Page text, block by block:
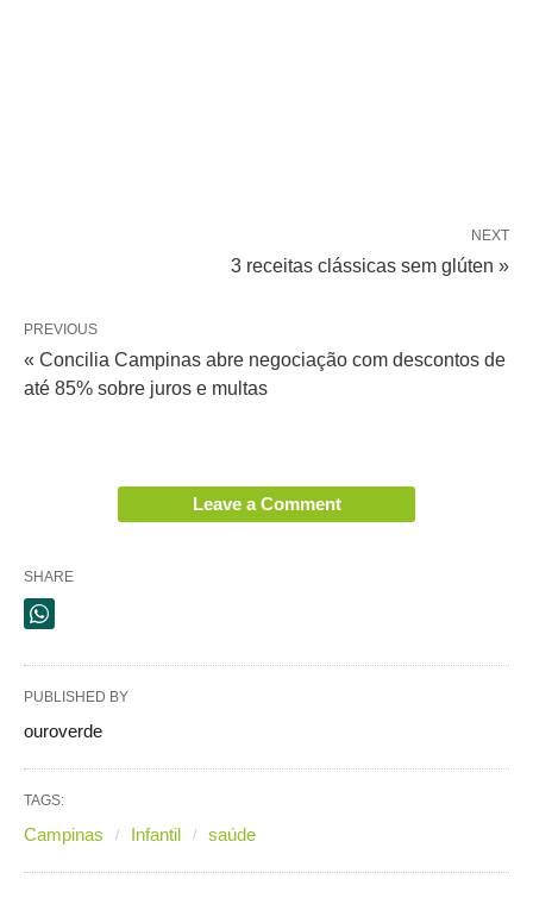
NEXT
3 receitas clássicas sem glúten »
PREVIOUS
« Concilia Campinas abre negociação com descontos de
até 85% sobre juros e multas
Leave a Comment
SHARE
PUBLISHED BY
ouroverde
TAGS:
Campinas Infantil saúde